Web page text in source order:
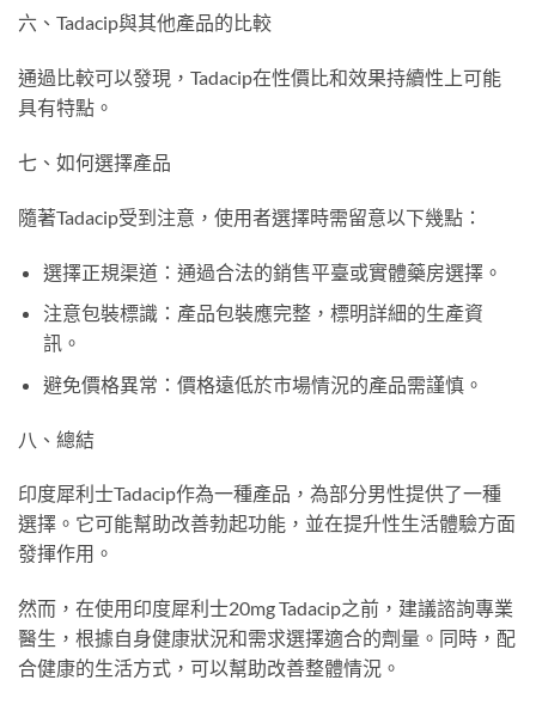
六、Tadacip與其他產品的比較
通過比較可以發現，Tadacip在性價比和效果持續性上可能
具有特點。
七、如何選擇產品
隨著Tadacip受到注意，使用者選擇時需留意以下幾點：
選擇正規渠道：通過合法的銷售平臺或實體藥房選擇。
注意包裝標識：產品包裝應完整，標明詳細的生產資
訊。
避免價格異常：價格遠低於市場情況的產品需謹慎。
八、總結
印度犀利士Tadacip作為一種產品，為部分男性提供了一種
選擇。它可能幫助改善勃起功能，並在提升性生活體驗方面
發揮作用。
然而，在使用印度犀利士20mg Tadacip之前，建議諮詢專業
醫生，根據自身健康狀況和需求選擇適合的劑量。同時，配
合健康的生活方式，可以幫助改善整體情況。